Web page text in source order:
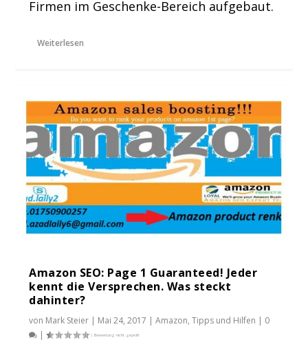
Firmen im Geschenke-Bereich aufgebaut.
Weiterlesen
Amazon SEO: Page 1 Guaranteed! Jeder
kennt die Versprechen. Was steckt
dahinter?
von Mark Steier | Mai 24, 2017 |Amazon,Tipps und Hilfen | 0
|